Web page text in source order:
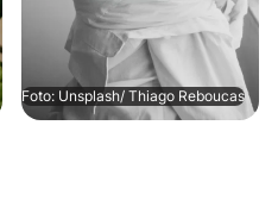
Foto: Unsplash/ Thiago Reboucas